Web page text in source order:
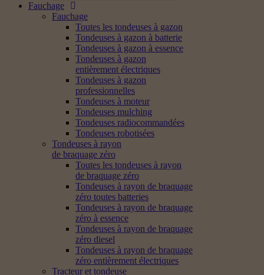
Fauchage
Fauchage
Toutes les tondeuses à gazon
Tondeuses à gazon à batterie
Tondeuses à gazon à essence
Tondeuses à gazon
entièrement électriques
Tondeuses à gazon
professionnelles
Tondeuses à moteur
Tondeuses mulching
Tondeuses radiocommandées
Tondeuses robotisées
Tondeuses à rayon
de braquage zéro
Toutes les tondeuses à rayon
de braquage zéro
Tondeuses à rayon de braquage
zéro toutes batteries
Tondeuses à rayon de braquage
zéro à essence
Tondeuses à rayon de braquage
zéro diesel
Tondeuses à rayon de braquage
zéro entièrement électriques
Tracteur et tondeuse